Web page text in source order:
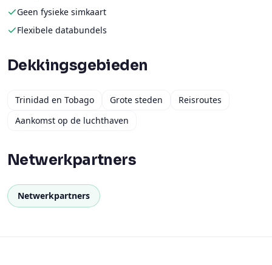
Geen fysieke simkaart
Flexibele databundels
Dekkingsgebieden
Trinidad en Tobago Grote steden
Reisroutes
Aankomst op de luchthaven
Netwerkpartners
Netwerkpartners